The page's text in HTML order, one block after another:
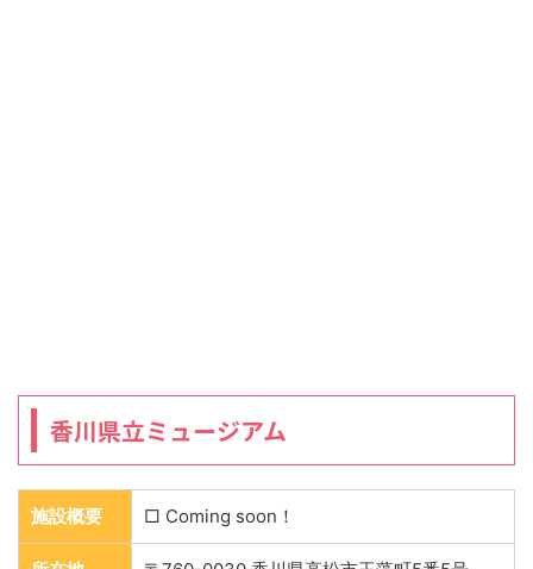
香川県立ミュージアム
施設概要 □ Coming soon！